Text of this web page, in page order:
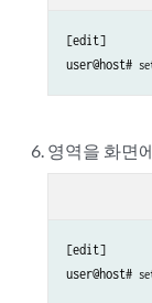
[edit]
user@host#
영역을 화면
[edit]
user@host#